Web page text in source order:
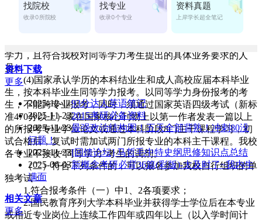
(1)国家承认学历的应届本科毕业生；
(2)具有国家承认的大学本科毕业学历的人员；
(3)获得国家承认的大专毕业学历后，经两年或两年以上
学力，且符合我校对同等学力考生提出的具体业务要求的人
员；
(4)国家承认学历的本科结业生和成人高校应届本科毕业
生，按本科毕业生同等学力报考。以同等学力身份报考的考
生，不能跨专业报考，同时，须通过国家英语四级考试（新标
准470分以上）或在国家核心刊物上以第一作者发表一篇以上
的所报考专业学位论文或通过本科阶段8门主干课程学习，初
试合格后，复试时需加试两门所报专业的本科主干课程。我校
各专业不接收“同等学力”考生的调剂。
（二）符合下列条件的，可以报名参加我校自行组织的单
独考试：
1.符合报考条件（一）中1、2各项要求；
2.国民教育序列大学本科毕业并获得学士学位后在本专业
或相近专业岗位上连续工作四年或四年以上（以入学时间计
资料下载
更多
2025-12-1193分达人英语笔记
2025-11-232015考研必备资料
2025-11-23最强政治结构图！五天全部背熟！冲刺80没
问题！
2025-11-23[回馈论坛] 马哲毛中特史纲思修知识点总结
2025-06-03新概念考研必背36篇(彩版)-太及时了~我内牛
满面
相关文章
更多